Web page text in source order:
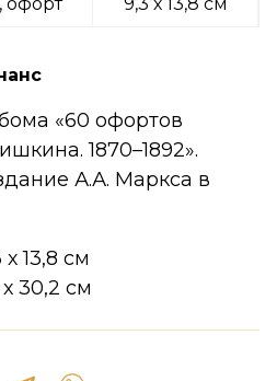
офорт 9,3 х 13,8 см
«60 офортов
1870–1892».
А.А. Маркса в
13,8 см
30,2 см